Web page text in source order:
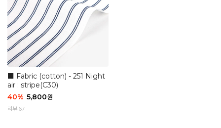
■ Fabric (cotton) - 251 Night
air : stripe(C30)
40% 5,800원
리뷰 67